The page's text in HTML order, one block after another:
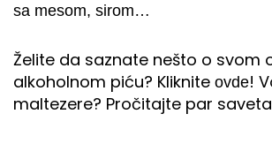
sa mesom, sirom…
Želite da saznate nešto o svom
alkoholnom piću? Kliknite ovde!
maltezere? Pročitajte par saveta